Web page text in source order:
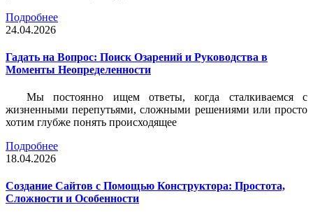
Подробнее
24.04.2026
Гадать на Вопрос: Поиск Озарений и Руководства в
Моменты Неопределенности
Мы постоянно ищем ответы, когда сталкиваемся с
жизненными перепутьями, сложными решениями или просто
хотим глубже понять происходящее
Подробнее
18.04.2026
Создание Сайтов с Помощью Конструктора: Простота,
Сложности и Особенности